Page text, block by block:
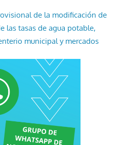
de la modificación de
las tasas de agua potable,
municipal y mercados